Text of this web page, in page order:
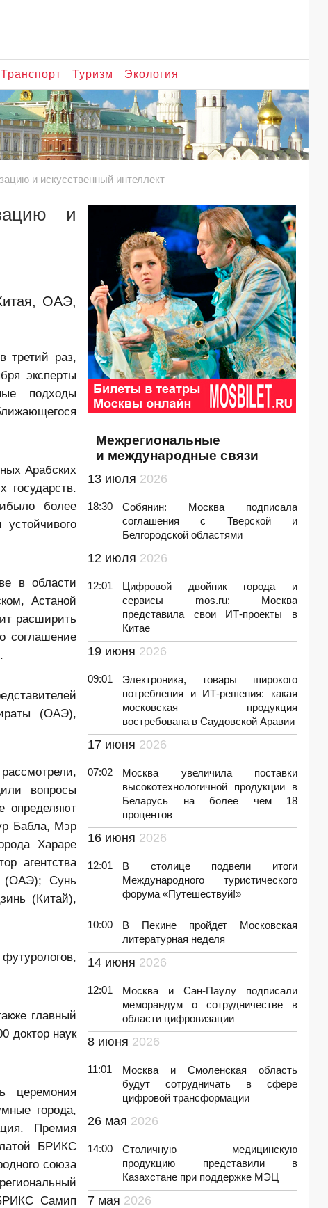
Транспорт Туризм Экология
и искусственный интеллект
и
ОАЭ,
третий раз,
эксперты
подходы
Арабских
государств.
более
в области
Астаной
расширить
соглашение
(ОАЭ),
вопросы
определяют
Бабла, Мэр
Хараре
агентства
(ОАЭ); Сунь
(Китай),
главный
доктор наук
церемония
города,
Премия
БРИКС
союза
Самип
Межрегиональные
и международные связи
13 июля 2026
18:30
Собянин: Москва подписала
соглашения с Тверской и
Белгородской областями
12 июля 2026
12:01
Цифровой двойник города и
сервисы mos.ru: Москва
представила свои ИТ-проекты в
Китае
19 июня 2026
09:01
Электроника, товары широкого
потребления и ИТ-решения: какая
московская продукция
востребована в Саудовской Аравии
17 июня 2026
07:02
Москва увеличила поставки
высокотехнологичной продукции в
Беларусь на более чем 18
процентов
16 июня 2026
12:01
В столице подвели итоги
Международного туристического
форума «Путешествуй!»
10:00
В Пекине пройдет Московская
литературная неделя
14 июня 2026
12:01
Москва и Сан-Паулу подписали
меморандум о сотрудничестве в
области цифровизации
8 июня 2026
11:01
Москва и Смоленская область
будут сотрудничать в сфере
цифровой трансформации
26 мая 2026
14:00
Столичную медицинскую
продукцию представили в
Казахстане при поддержке МЭЦ
7 мая 2026